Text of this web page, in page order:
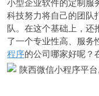
科技努力将自己的团队
队。在这个基础上，还
了一个专业性高、服务
程序的公司哪家好呢？